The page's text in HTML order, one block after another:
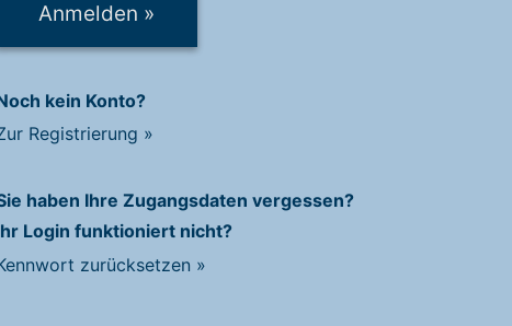
Anmelden »
kein Konto?
Registrierung »
haben Ihre Zugangsdaten vergessen?
Login funktioniert nicht?
zurücksetzen »